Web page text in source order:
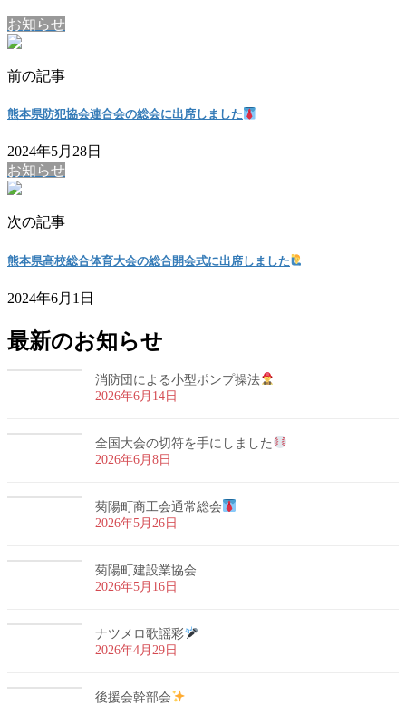
お知らせ
前の記事
熊本県防犯協会連合会の総会に出席しました
2024年5月28日
お知らせ
次の記事
熊本県高校総合体育大会の総合開会式に出席しました
2024年6月1日
最新のお知らせ
消防団による小型ポンプ操法
2026年6月14日
全国大会の切符を手にしました
2026年6月8日
菊陽町商工会通常総会
2026年5月26日
菊陽町建設業協会
2026年5月16日
ナツメロ歌謡彩
2026年4月29日
後援会幹部会